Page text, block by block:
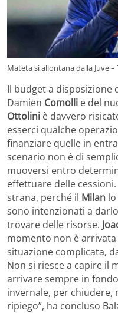
Mateta si allontana dalla Juve
Il budget a disposizione
Damien Comolli e del
Ottolini è davvero
esserci qualche
finanziare quelle in
scenario non è di
muoversi entro
effettuare delle
strana, perché il Milan
sono intenzionati a
trovare delle risorse.
momento non è arrivata
situazione complicata,
Non si riesce a capire il
arrivare sempre in
invernale, per chiudere,
ripiego”, ha concluso